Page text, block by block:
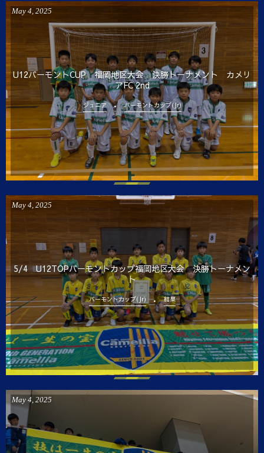
U12バーモントCUP 福岡地区大会 決勝トーナメント カメリ
アFC 2nd
May 4 2025
ジュニア バーモントカップ(Jr)
5/4 U12TOPバーモントカップ福岡地区大会 決勝トーナメン
ト
May 4, 2025
バーモントカップ(Jr) 結果
May 4 2025